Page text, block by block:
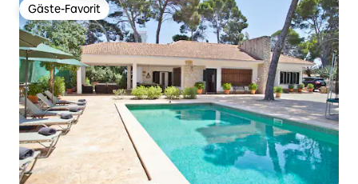
Gäste-Favorit
Gäste-Favorit